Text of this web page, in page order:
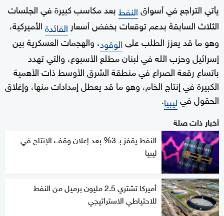
يأتي التراجع في أسواقالنفطبعد مكاسب كبيرة في الجلسات
الثلاث السابقة بدعم توقعات بخفض أسعار الفائدةالأميركية،
وهو ما قد يعزز الطلب علىالوقود، والهجمات العسكرية بين
إسرائيل وحزب الله في لبنان مطلع الأسبوع، والتي تهدد
باتساع رقعة الصراع في منطقة الشرق الأوسط ذات الأهمية
الكبيرة في إنتاج الخام، وهو ما قد يعطل إمدادات منها، وإغلاق
الحقول فيليبيا.
أخبار ذات صلة
النفط يقفز بـ 3% بعد إعلان وقف الإنتاج في
ليبيا
أميركا تشتري 2.5 مليون برميل من النفط
للاحتياطي الاستراتيجي